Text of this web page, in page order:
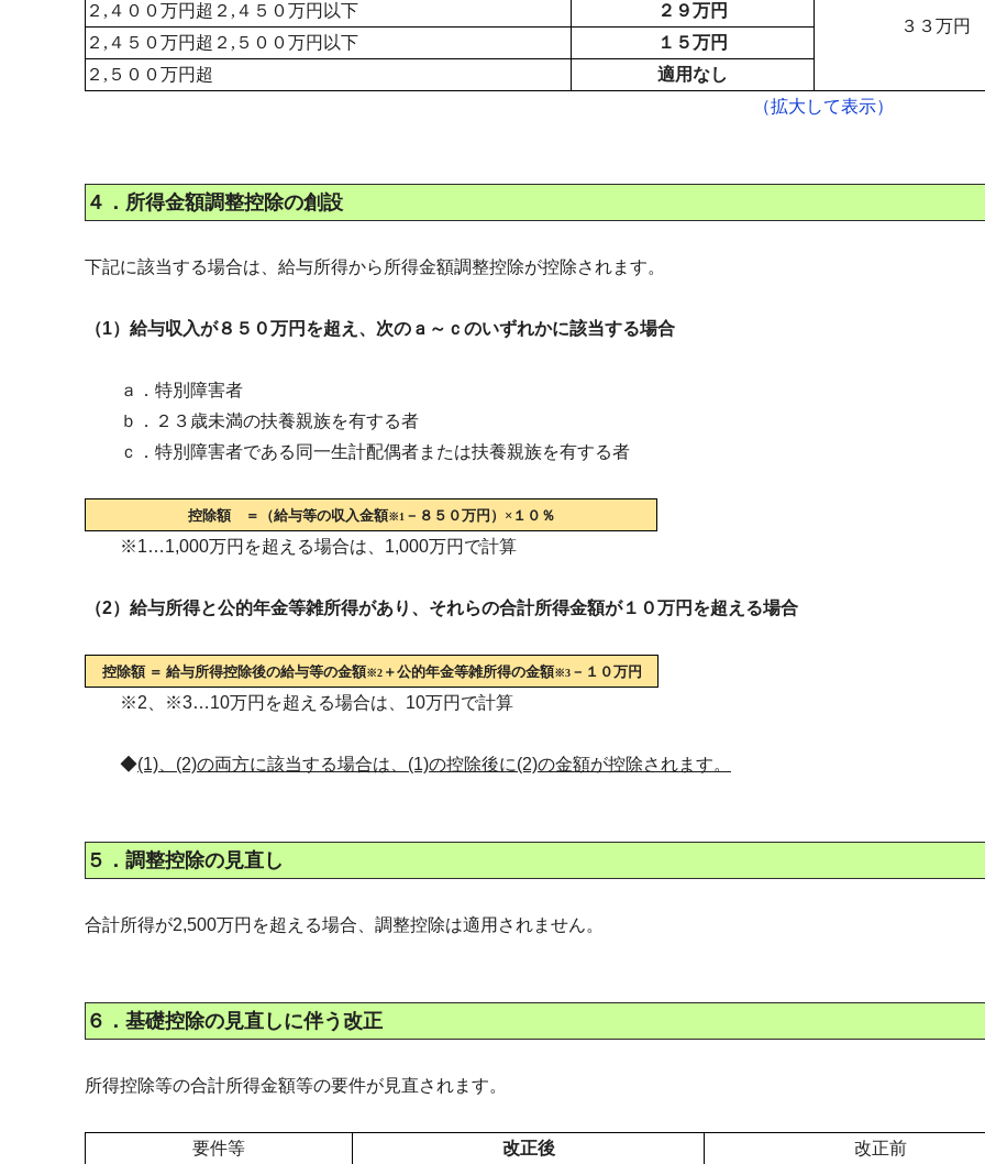
３３万円
２,４００万円超２,４５０万円以下
２９万円
２,４５０万円超２,５００万円以下
１５万円
２,５００万円超
適用なし
（拡大して表示）
４．所得金額調整控除の創設
下記に該当する場合は、給与所得から所得金額調整控除が控除されます。
（1）給与収入が８５０万円を超え、次のａ～ｃのいずれかに該当する場合
ａ．特別障害者
ｂ．２３歳未満の扶養親族を有する者
ｃ．特別障害者である同一生計配偶者または扶養親族を有する者
控除額 ＝（給与等の収入金額※1－ ８５０万円）×１０％
※1…1,000万円を超える場合は、1,000万円で計算
（2）給与所得と公的年金等雑所得があり、それらの合計所得金額が１０万円を超える場合
控除額 ＝ 給与所得控除後の給与等の金額※2＋公的年金等雑所得の金額※3－１０万円
※2、※3…10万円を超える場合は、10万円で計算
◆(1)、(2)の両方に該当する場合は、(1)の控除後に(2)の金額が控除されます。
５．調整控除の見直し
合計所得が2,500万円を超える場合、調整控除は適用されません。
６．基礎控除の見直しに伴う改正
所得控除等の合計所得金額等の要件が見直されます。
要件等 改正後 改正前